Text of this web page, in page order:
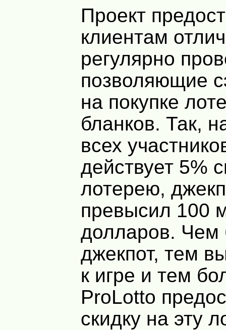
Проект
клиентам
регулярно
позволяющие
на покупке
бланков. Так,
всех
действует 5%
лотерею,
превысил 100
долларов. Чем
джекпот, тем
к игре и тем
ProLotto
скидку на эту